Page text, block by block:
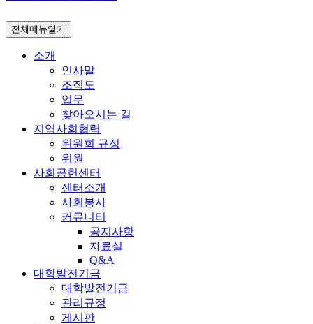
전체메뉴열기
소개
인사말
조직도
업무
찾아오시는 길
지역사회협력
위원회 규정
위원
사회공헌센터
센터소개
사회봉사
커뮤니티
공지사항
자료실
Q&A
대학발전기금
대학발전기금
관리규정
게시판